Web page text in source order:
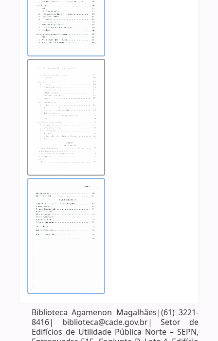
Biblioteca Agamenon Magalhães|(61) 3221-
8416| biblioteca@cade.gov.br| Setor de
Edifícios de Utilidade Pública Norte – SEPN,